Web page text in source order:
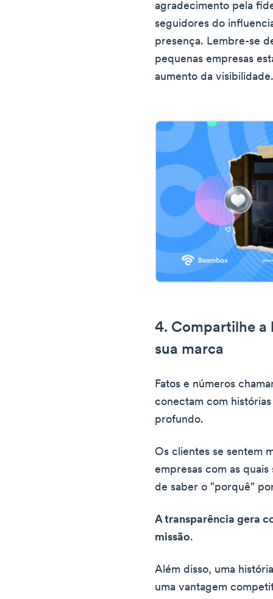
agradecimento pela
seguidores do
presença. Lembre-se
pequenas empresas
aumento da
4. Compartilhe a
sua marca
Fatos e números
conectam com
profundo.
Os clientes se sentem
empresas com as
de saber o "porquê"
A transparência gera
missão.
Além disso, uma
uma vantagem